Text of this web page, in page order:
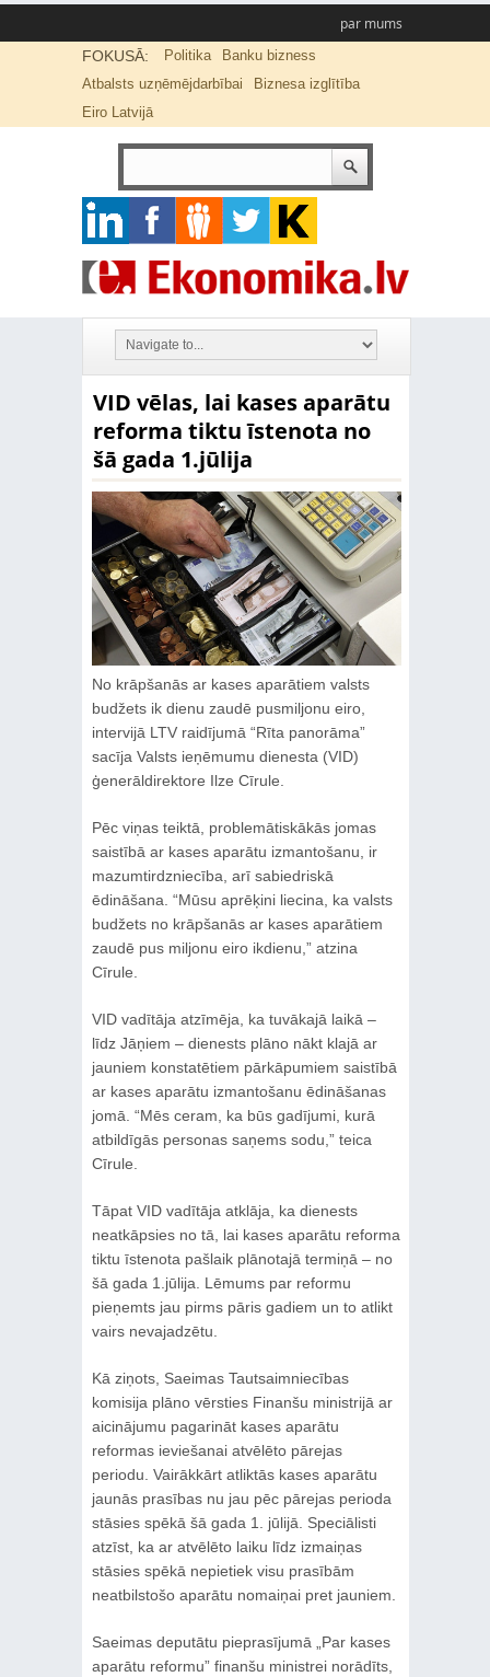
par mums
FOKUSĀ: Politika
Banku bizness
Atbalsts uzņēmējdarbībai
Biznesa izglītība
Eiro Latvijā
VID vēlas, lai kases aparātu
reforma tiktu īstenota no
šā gada 1.jūlija
No krāpšanās ar kases aparātiem valsts
budžets ik dienu zaudē pusmiljonu eiro,
intervijā LTV raidījumā “Rīta panorāma”
sacīja Valsts ieņēmumu dienesta (VID)
ģenerāldirektore Ilze Cīrule.
Pēc viņas teiktā, problemātiskākās jomas
saistībā ar kases aparātu izmantošanu, ir
mazumtirdzniecība, arī sabiedriskā
ēdināšana. “Mūsu aprēķini liecina, ka valsts
budžets no krāpšanās ar kases aparātiem
zaudē pus miljonu eiro ikdienu,” atzina
Cīrule.
VID vadītāja atzīmēja, ka tuvākajā laikā –
līdz Jāņiem – dienests plāno nākt klajā ar
jauniem konstatētiem pārkāpumiem saistībā
ar kases aparātu izmantošanu ēdināšanas
jomā. “Mēs ceram, ka būs gadījumi, kurā
atbildīgās personas saņems sodu,” teica
Cīrule.
Tāpat VID vadītāja atklāja, ka dienests
neatkāpsies no tā, lai kases aparātu reforma
tiktu īstenota pašlaik plānotajā termiņā – no
šā gada 1.jūlija. Lēmums par reformu
pieņemts jau pirms pāris gadiem un to atlikt
vairs nevajadzētu.
Kā ziņots, Saeimas Tautsaimniecības
komisija plāno vērsties Finanšu ministrijā ar
aicinājumu pagarināt kases aparātu
reformas ieviešanai atvēlēto pārejas
periodu. Vairākkārt atliktās kases aparātu
jaunās prasības nu jau pēc pārejas perioda
stāsies spēkā šā gada 1. jūlijā. Speciālisti
atzīst, ka ar atvēlēto laiku līdz izmaiņas
stāsies spēkā nepietiek visu prasībām
neatbilstošo aparātu nomaiņai pret jauniem.
Saeimas deputātu pieprasījumā „Par kases
aparātu reformu” finanšu ministrei norādīts,